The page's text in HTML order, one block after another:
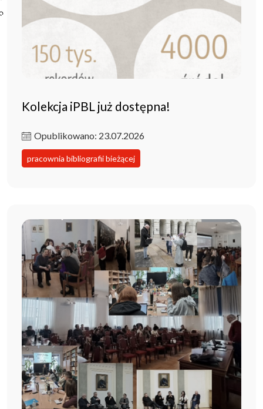
Poczta ibl.waw.pl
Kontakt
Kolekcja iPBL już dostępna!
Opublikowano: 23.07.2026
pracownia bibliografii bieżącej